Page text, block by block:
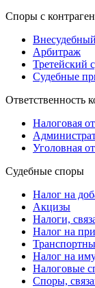
Споры с
Арбитраж
Третейский
Судебные
Ответственность
Налоговая
Уголовная
Судебные споры
Налог на
Акцизы
Налоги,
Налог на
Налог на
Налоговые
Споры,